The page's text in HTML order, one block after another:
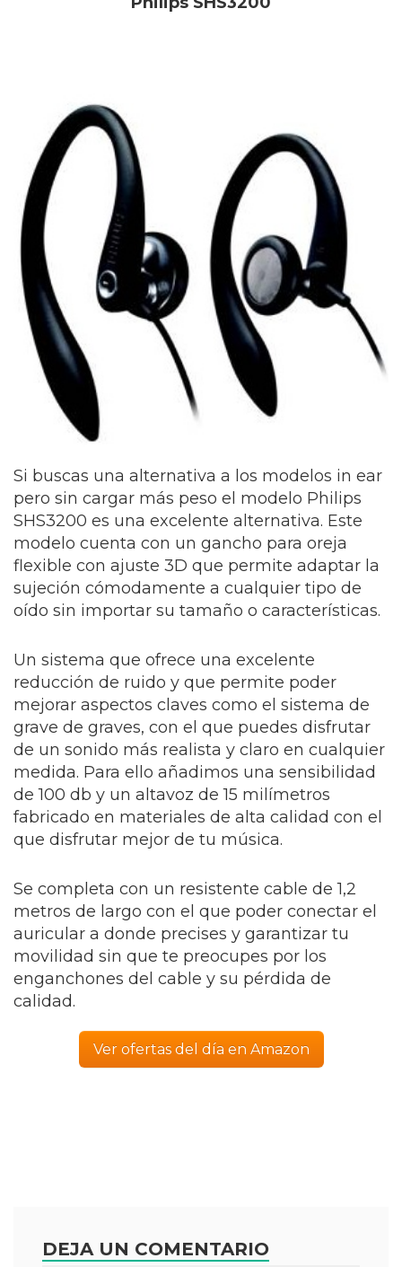
Si buscas una alternativa a los modelos in ear
pero sin cargar más peso el modelo Philips
SHS3200 es una excelente alternativa. Este
modelo cuenta con un gancho para oreja
flexible con ajuste 3D que permite adaptar la
sujeción cómodamente a cualquier tipo de
oído sin importar su tamaño o características.
Un sistema que ofrece una excelente
reducción de ruido y que permite poder
mejorar aspectos claves como el sistema de
grave de graves, con el que puedes disfrutar
de un sonido más realista y claro en cualquier
medida. Para ello añadimos una sensibilidad
de 100 db y un altavoz de 15 milímetros
fabricado en materiales de alta calidad con el
que disfrutar mejor de tu música.
Se completa con un resistente cable de 1,2
metros de largo con el que poder conectar el
auricular a donde precises y garantizar tu
movilidad sin que te preocupes por los
enganchones del cable y su pérdida de
calidad.
Ver ofertas del día en Amazon
DEJA UN COMENTARIO